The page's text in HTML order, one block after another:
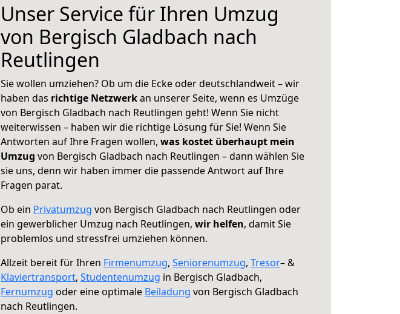
Unser Service für Ihren Umzug
von Bergisch Gladbach nach
Reutlingen
Sie wollen umziehen? Ob um die Ecke oder deutschlandweit – wir
haben das richtige Netzwerkan unserer Seite, wenn es Umzüge
von Bergisch Gladbach nach Reutlingen geht! Wenn Sie nicht
weiterwissen – haben wir die richtige Lösung für Sie! Wenn Sie
Antworten auf Ihre Fragen wollen, was kostet überhaupt mein
Umzug von Bergisch Gladbach nach Reutlingen – dann wählen Sie
sie uns, denn wir haben immer die passende Antwort auf Ihre
Fragen parat.
Ob ein Privatumzug von Bergisch Gladbach nach Reutlingen oder
ein gewerblicher Umzug nach Reutlingen, wir helfen, damit Sie
problemlos und stressfrei umziehen können.
Allzeit bereit für Ihren Firmenumzug, Seniorenumzug, Tresor– &
Klaviertransport, Studentenumzug in Bergisch Gladbach,
Fernumzug oder eine optimale Beiladung von Bergisch Gladbach
nach Reutlingen.